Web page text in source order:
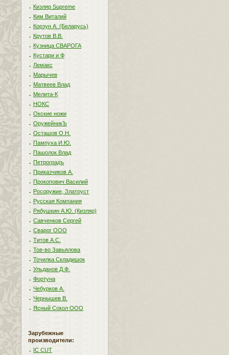
Кизляр Supreme
Ким Виталий
Корзун А. (Беларусь)
Крутов В.В.
Кузница СВАРОГА
Кустари и Ф
Лемакс
Марычев
Матвеев Влад
Мелита-К
НОКС
Окские ножи
ОружейникЪ
Осташов О.Н.
Пампуха И.Ю.
Пашолок Влад
Петроградъ
Приказчиков А.
Прокопович Василий
Росоружие, Златоуст
Русская Компания
Рябушкин А.Ю. (Кизляр)
Савченков Сергей
Сварог ООО
Титов А.С.
Тов-во Завьялова
Точилка Складишок
Ульданов Д.Ф.
Фортуна
Чебурков А.
Чернышев В.
Ясный Сокол ООО
Зарубежные
производители:
IC CUT